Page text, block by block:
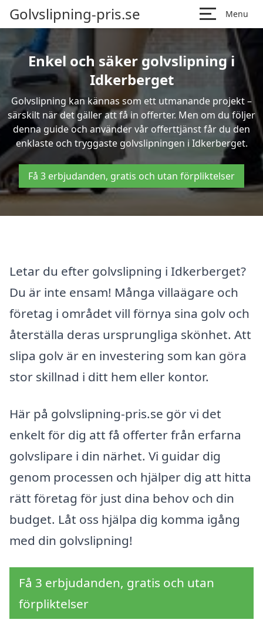
Golvslipning-pris.se Menu
Enkel och säker golvslipning i
Idkerberget
Golvslipning kan kännas som ett utmanande projekt –
särskilt när det gäller att få in offerter. Men om du följer
denna guide och använder vår offerttjänst får du den
enklaste och tryggaste golvslipningen i Idkerberget.
Få 3 erbjudanden, gratis och utan förpliktelser
Letar du efter golvslipning i Idkerberget?
Du är inte ensam! Många villaägare och
företag i området vill förnya sina golv och
återställa deras ursprungliga skönhet. Att
slipa golv är en investering som kan göra
stor skillnad i ditt hem eller kontor.
Här på golvslipning-pris.se gör vi det
enkelt för dig att få offerter från erfarna
golvslipare i din närhet. Vi guidar dig
genom processen och hjälper dig att hitta
rätt företag för just dina behov och din
budget. Låt oss hjälpa dig komma igång
med din golvslipning!
Få 3 erbjudanden, gratis och utan
förpliktelser